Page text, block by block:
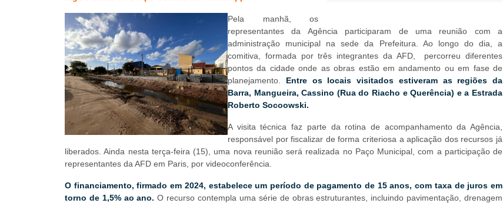
Pela manhã, os
representantes da Agência participaram de uma reunião com a
administração municipal na sede da Prefeitura. Ao longo do dia, a
comitiva, formada por três integrantes da AFD, percorreu diferentes
pontos da cidade onde as obras estão em andamento ou em fase de
planejamento.
Entre os locais visitados estiveram as regiões da
Barra, Mangueira, Cassino (Rua do Riacho e Querência) e a Estrada
Roberto Socoowski.
A visita técnica faz parte da rotina de acompanhamento da Agência,
responsável por fiscalizar de forma criteriosa a aplicação dos recursos já
liberados. Ainda nesta terça-feira (15), uma nova reunião será realizada no Paço Municipal, com a participação de
representantes da AFD em Paris, por videoconferência.
O financiamento, firmado em 2024, estabelece um período de pagamento de 15 anos, com taxa de juros em
torno de 1,5% ao ano. O recurso contempla uma série de obras estruturantes, incluindo pavimentação, drenagem